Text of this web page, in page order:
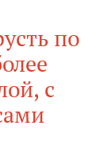
по
с